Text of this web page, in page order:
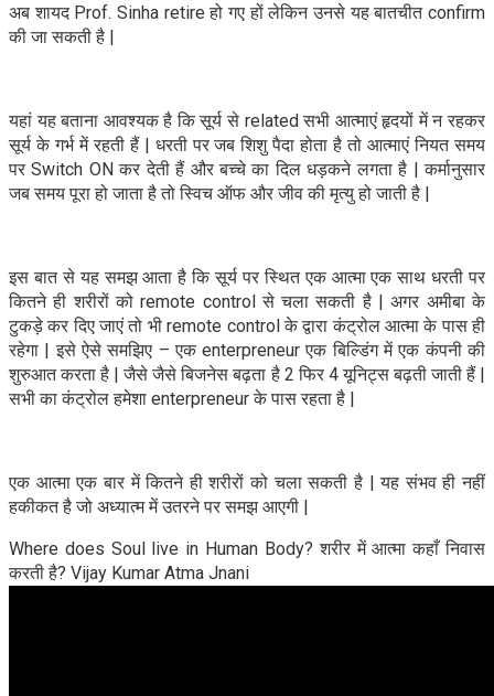
अब शायद Prof. Sinha retire हो गए हों लेकिन उनसे यह बातचीत confirm
की जा सकती है |
यहां यह बताना आवश्यक है कि सूर्य से related सभी आत्माएं हृदयों में न रहकर
सूर्य के गर्भ में रहती हैं | धरती पर जब शिशु पैदा होता है तो आत्माएं नियत समय
पर Switch ON कर देती हैं और बच्चे का दिल धड़कने लगता है | कर्मानुसार
जब समय पूरा हो जाता है तो स्विच ऑफ और जीव की मृत्यु हो जाती है |
इस बात से यह समझ आता है कि सूर्य पर स्थित एक आत्मा एक साथ धरती पर
कितने ही शरीरों को remote control से चला सकती है | अगर अमीबा के
टुकड़े कर दिए जाएं तो भी remote control के द्वारा कंट्रोल आत्मा के पास ही
रहेगा | इसे ऐसे समझिए – एक enterpreneur एक बिल्डिंग में एक कंपनी की
शुरुआत करता है | जैसे जैसे बिजनेस बढ़ता है 2 फिर 4 यूनिट्स बढ़ती जाती हैं |
सभी का कंट्रोल हमेशा enterpreneur के पास रहता है |
एक आत्मा एक बार में कितने ही शरीरों को चला सकती है | यह संभव ही नहीं
हकीकत है जो अध्यात्म में उतरने पर समझ आएगी |
Where does Soul live in Human Body? शरीर में आत्मा कहाँ निवास
करती है? Vijay Kumar Atma Jnani